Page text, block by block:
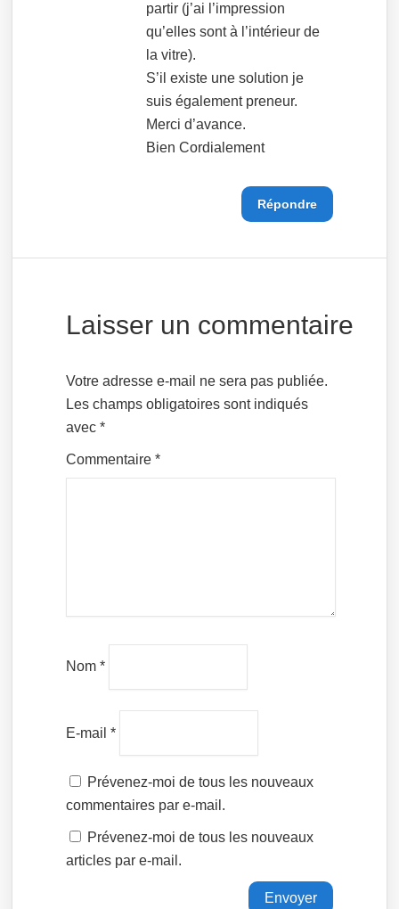
partir (j’ai l’impression
qu’elles sont à l’intérieur de
la vitre).
S’il existe une solution je
suis également preneur.
Merci d’avance.
Bien Cordialement
Répondre
Laisser un commentaire
Votre adresse e-mail ne sera pas publiée.
Les champs obligatoires sont indiqués
avec*
Commentaire*
Nom*
E-mail*
Prévenez-moi de tous les nouveaux
commentaires par e-mail.
Prévenez-moi de tous les nouveaux
articles par e-mail.